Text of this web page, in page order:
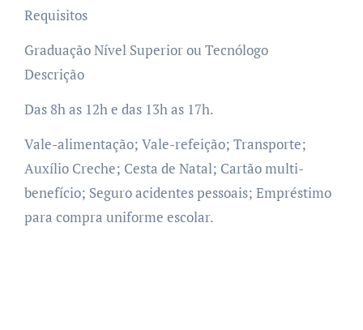
Requisitos
Graduação Nível Superior ou Tecnólogo
Descrição
Das 8h as 12h e das 13h as 17h.
Vale-alimentação; Vale-refeição; Transporte;
Auxílio Creche; Cesta de Natal; Cartão multi-
benefício; Seguro acidentes pessoais; Empréstimo
para compra uniforme escolar.